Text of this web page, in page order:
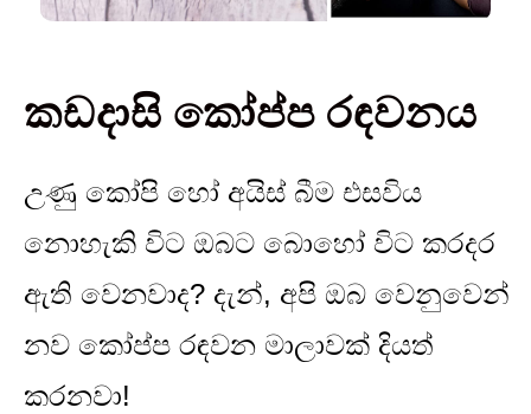
කඩදාසි කෝප්ප රඳවනය
උණු කෝපි හෝ අයිස් බීම එසවිය
නොහැකි විට ඔබට බොහෝ විට කරදර
ඇති වෙනවාද? දැන්, අපි ඔබ වෙනුවෙන්
නව කෝප්ප රඳවන මාලාවක් දියත්
කරනවා!